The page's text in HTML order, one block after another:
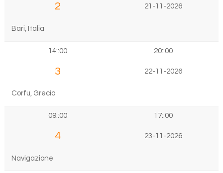
2 21-11-2026
Bari, Italia
14::00 20::00
3 22-11-2026
Corfu, Grecia
09::00 17::00
4 23-11-2026
Navigazione